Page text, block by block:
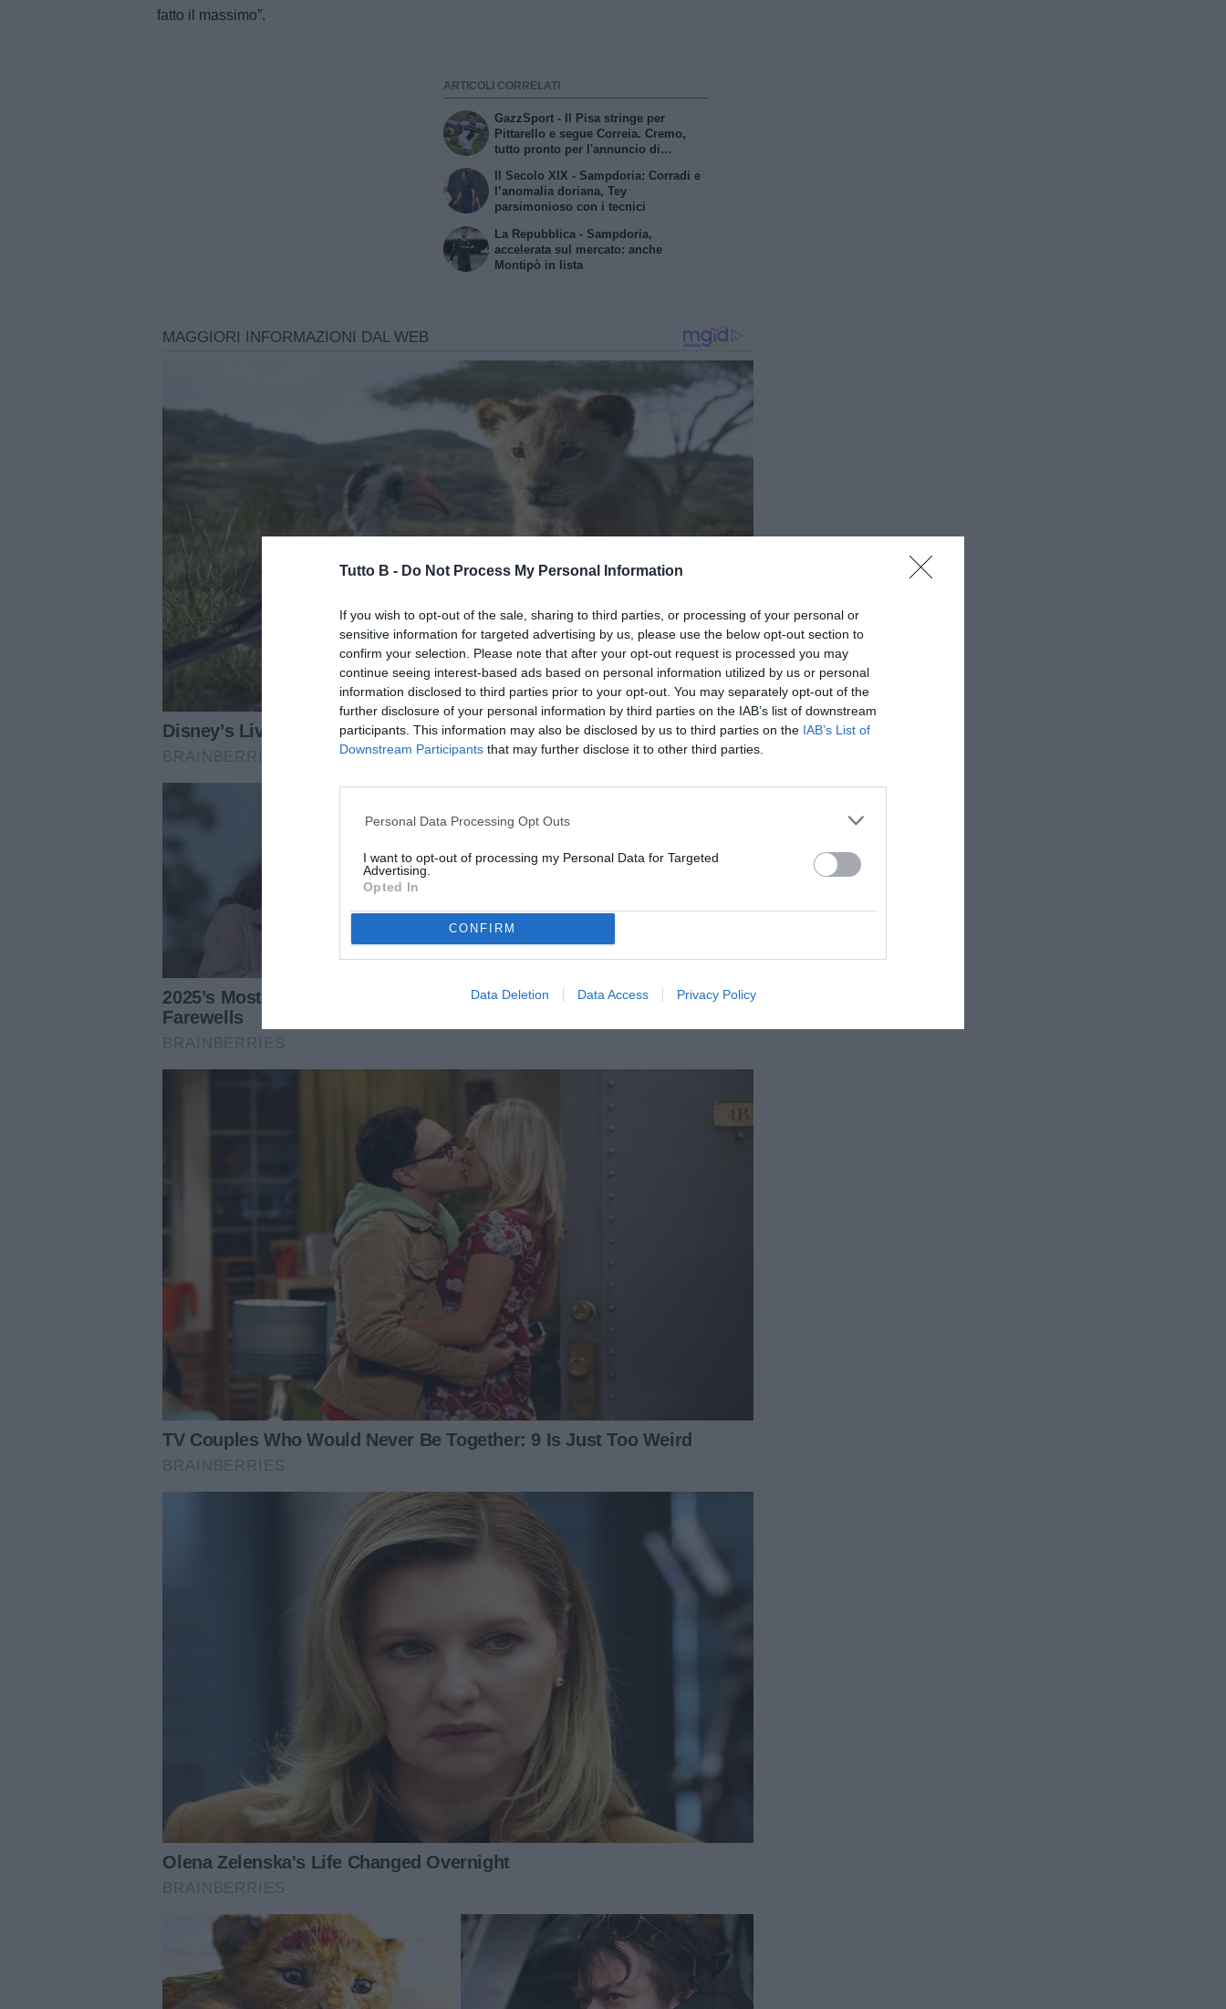
Tutto B - Do Not Process My Personal Information
If you wish to opt-out of the sale, sharing to third parties, or processing of your personal or
sensitive information for targeted advertising by us, please use the below opt-out section to
confirm your selection. Please note that after your opt-out request is processed you may
continue seeing interest-based ads based on personal information utilized by us or personal
information disclosed to third parties prior to your opt-out. You may separately opt-out of the
further disclosure of your personal information by third parties on the IAB’s list of downstream
participants. This information may also be disclosed by us to third parties on the IAB’s List of
Downstream Participants that may further disclose it to other third parties.
Personal Data Processing Opt Outs
I want to opt-out of processing my Personal Data for Targeted
Advertising.
Opted In
CONFIRM
Data Deletion Data Access Privacy Policy
fatto il massimo”.
ARTICOLI CORRELATI
GazzSport - Il Pisa stringe per
Pittarello e segue Correia. Cremo,
tutto pronto per l'annuncio di
portiere Vindahl
Il Secolo XIX - Sampdoria: Corradi e
l’anomalia doriana, Tey
parsimonioso con i tecnici
La Repubblica - Sampdoria,
accelerata sul mercato: anche
Montipò in lista